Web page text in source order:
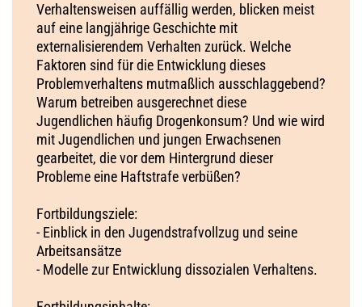
Verhaltensweisen auffällig werden, blicken meist
auf eine langjährige Geschichte mit
externalisierendem Verhalten zurück. Welche
Faktoren sind für die Entwicklung dieses
Problemverhaltens mutmaßlich ausschlaggebend?
Warum betreiben ausgerechnet diese
Jugendlichen häufig Drogenkonsum? Und wie wird
mit Jugendlichen und jungen Erwachsenen
gearbeitet, die vor dem Hintergrund dieser
Probleme eine Haftstrafe verbüßen?
Fortbildungsziele:
- Einblick in den Jugendstrafvollzug und seine
Arbeitsansätze
- Modelle zur Entwicklung dissozialen Verhaltens.